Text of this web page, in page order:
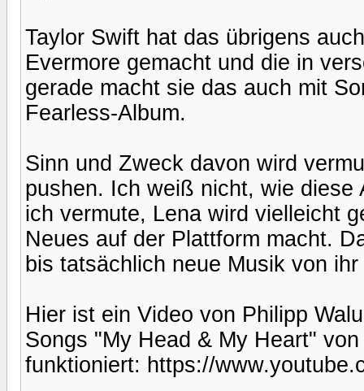
Taylor Swift hat das übrigens
Evermore gemacht und die in
gerade macht sie das auch mit
Fearless-Album.
Sinn und Zweck davon wird
pushen. Ich weiß nicht, wie diese
ich vermute, Lena wird vielleicht
Neues auf der Plattform macht.
bis tatsächlich neue Musik von
Hier ist ein Video von Philipp
Songs "My Head & My Heart"
funktioniert: https://